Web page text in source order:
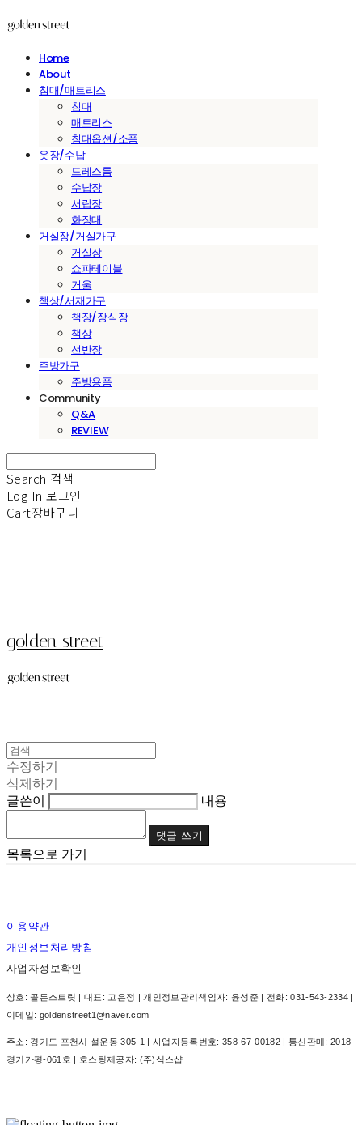
Home
About
침대/매트리스
침대
매트리스
침대옵션/소품
옷장/수납
드레스룸
수납장
서랍장
화장대
거실장/거실가구
거실장
쇼파테이블
거울
책상/서재가구
책장/장식장
책상
선반장
주방가구
주방용품
Community
Q&A
REVIEW
Search 검색
Log In 로그인
Cart장바구니
golden street
수정하기
삭제하기
글쓴이
내용
댓글 쓰기
목록으로 가기
이용약관
개인정보처리방침
사업자정보확인
상호: 골든스트릿 | 대표: 고은정 | 개인정보관리책임자: 윤성준 | 전화: 031-543-2334 |
이메일: goldenstreet1@naver.com
주소: 경기도 포천시 설운동 305-1 | 사업자등록번호: 358-67-00182| 통신판매: 2018-
경기가평-061호 | 호스팅제공자: (주)식스샵